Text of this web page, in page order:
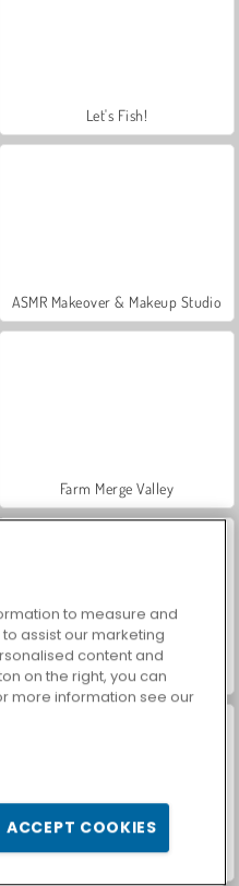
Let's Fish!
ASMR Makeover & Makeup Studio
Farm Merge Valley
to measure and
assist our marketing
content and
on the right, you can
more information see our
ACCEPT COOKIES